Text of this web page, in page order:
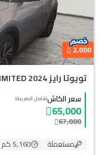
2,000
تويوتا رايز LIMITED 2024
سعر الكاش(شامل الضريبة)
65,000
67,000
مستعملة
5,160 كم